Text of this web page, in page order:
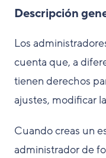
Descripción
Los
cuenta que, a
tienen derechos
ajustes, modificar
Cuando creas un
administrador de